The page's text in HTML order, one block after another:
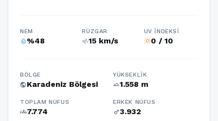
NEM
humidity_percentage%48
RÜZGAR
air15 km/s
UV İNDEKSI
wb_sunny0 / 10
BÖLGE
publicKaradeniz Bölgesi
YÜKSEKLIK
terrain1.558 m
TOPLAM NÜFUS
groups7.774
ERKEK NÜFUS
male3.932